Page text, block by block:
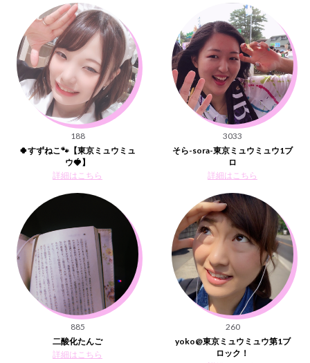
188
🍀すずねこ🐾【東京ミュウミュ
ウ🍓】
詳細はこちら
3033
そら-sora-東京ミュウミュウ1ブ
ロ
詳細はこちら
885
二酸化たんご
詳細はこちら
260
yoko@東京ミュウミュウ第1ブ
ロック！